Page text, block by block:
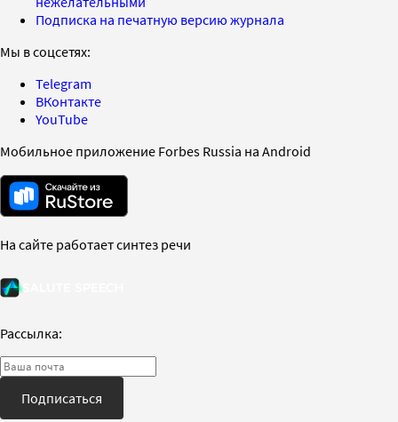
Подписка на печатную версию журнала
Мы в соцсетях:
Telegram
ВКонтакте
YouTube
Мобильное приложение Forbes Russia на Android
На сайте работает синтез речи
Рассылка:
Подписаться